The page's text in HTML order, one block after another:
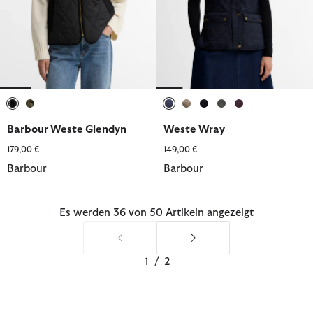
Barbour Weste Glendyn
179,00 €
Barbour
Weste Wray
149,00 €
Barbour
Es werden 36 von 50 Artikeln angezeigt
1 / 2